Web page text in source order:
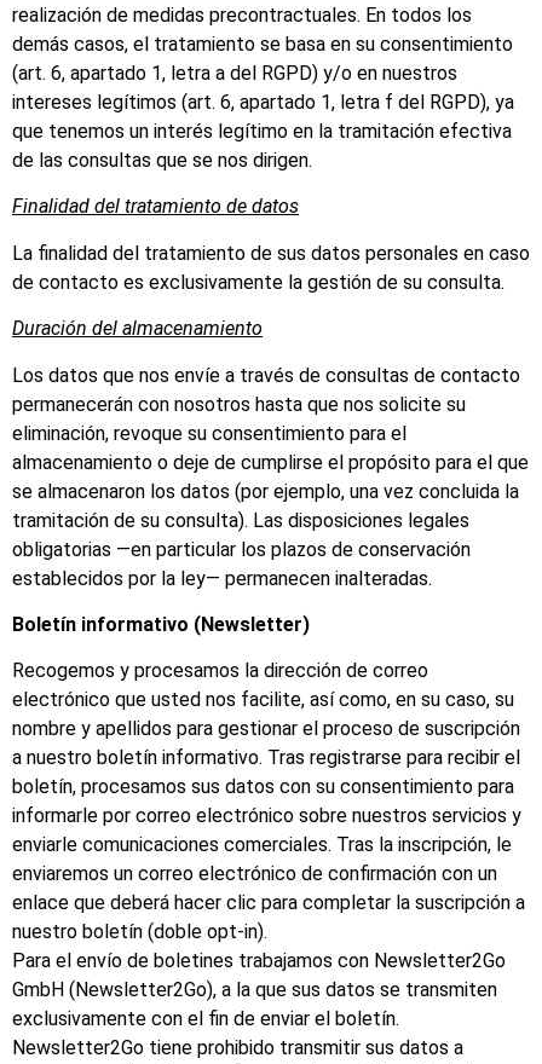
realización de medidas precontractuales. En todos los
demás casos, el tratamiento se basa en su consentimiento
(art. 6, apartado 1, letra a del RGPD) y/o en nuestros
intereses legítimos (art. 6, apartado 1, letra f del RGPD), ya
que tenemos un interés legítimo en la tramitación efectiva
de las consultas que se nos dirigen.
Finalidad del tratamiento de datos
La finalidad del tratamiento de sus datos personales en caso
de contacto es exclusivamente la gestión de su consulta.
Duración del almacenamiento
Los datos que nos envíe a través de consultas de contacto
permanecerán con nosotros hasta que nos solicite su
eliminación, revoque su consentimiento para el
almacenamiento o deje de cumplirse el propósito para el que
se almacenaron los datos (por ejemplo, una vez concluida la
tramitación de su consulta). Las disposiciones legales
obligatorias —en particular los plazos de conservación
establecidos por la ley— permanecen inalteradas.
Boletín informativo (Newsletter)
Recogemos y procesamos la dirección de correo
electrónico que usted nos facilite, así como, en su caso, su
nombre y apellidos para gestionar el proceso de suscripción
a nuestro boletín informativo. Tras registrarse para recibir el
boletín, procesamos sus datos con su consentimiento para
informarle por correo electrónico sobre nuestros servicios y
enviarle comunicaciones comerciales. Tras la inscripción, le
enviaremos un correo electrónico de confirmación con un
enlace que deberá hacer clic para completar la suscripción a
nuestro boletín (doble opt-in).
Para el envío de boletines trabajamos con Newsletter2Go
GmbH (Newsletter2Go), a la que sus datos se transmiten
exclusivamente con el fin de enviar el boletín.
Newsletter2Go tiene prohibido transmitir sus datos a